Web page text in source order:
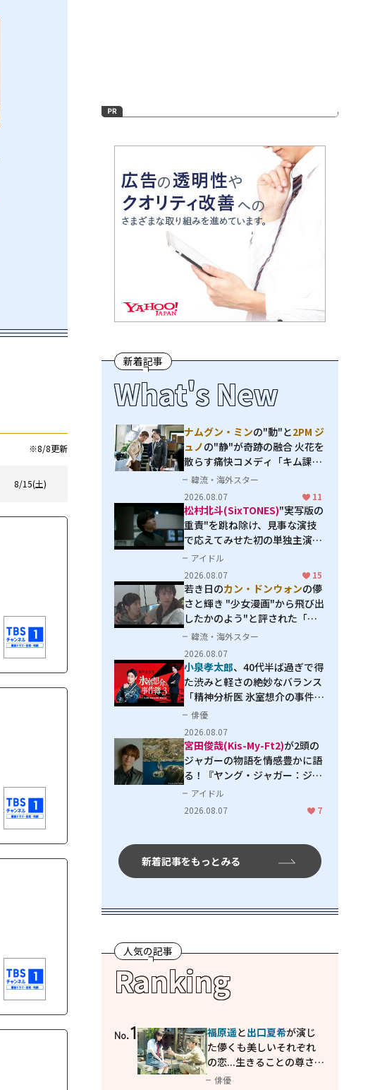
※8/8更新
8/15(土)
新着記事
What's New
ナムグン・ミンの"動"と2PM ジ
ュノの"静"が奇跡の融合 火花を
散らす痛快コメディ「キム課長
とソ理事～Bravo! Your Life
～」
韓流・海外スター
2026.08.07
11
松村北斗(SixTONES)"実写版の
重責"を跳ね除け、見事な演技
で応えてみせた初の単独主演映
画「秒速5センチメートル」
アイドル
2026.08.07
15
若き日のカン・ドンウォンの儚
さと輝き "少女漫画"から飛び出
したかのよう"と評された「オ
オカミの誘惑」
韓流・海外スター
2026.08.07
小泉孝太郎、40代半ば過ぎで得
た渋みと軽さの絶妙なバランス
「精神分析医 氷室想介の事件簿
３」で見せる進化
俳優
2026.08.07
宮田俊哉(Kis-My-Ft2)が2頭の
ジャガーの物語を情感豊かに語
る！『ヤング・ジャガー：ジャ
ングル王への道』『ジャガーと
ウミガメの物語：熱帯林の守護
アイドル
2026.08.07
7
新着記事をもっとみる
人気の記事
Ranking
No.1 福原遥と出口夏希が演じ
た儚くも美しいそれぞれ
の恋...生きることの尊さを
教えてくれた映画「あの
俳優